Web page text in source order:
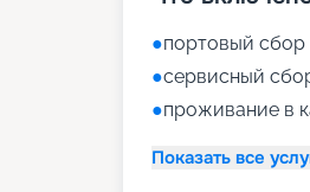
●портовый сбор
●сервисный
●проживание в
Показать все